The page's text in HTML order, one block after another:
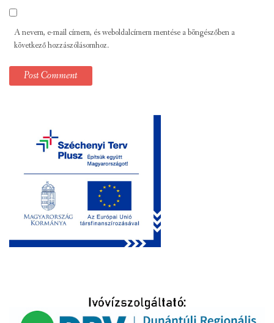
A nevem, e-mail címem, és weboldalcímem mentése a böngészőben a
következő hozzászólásomhoz.